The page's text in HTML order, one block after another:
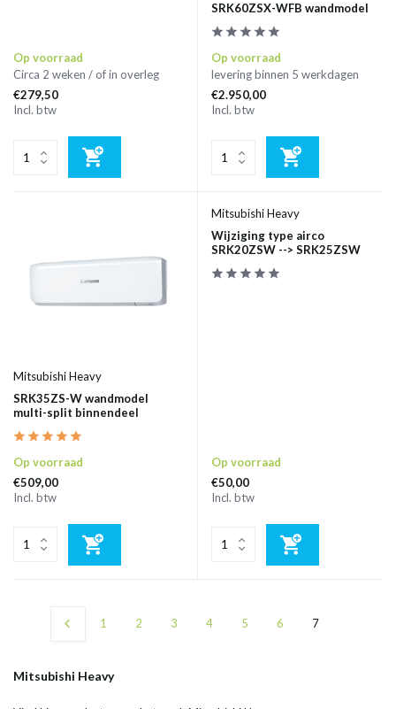
Op voorraad
Circa 2 weken / of in overleg
€279,50
Incl. btw
SRK60ZSX-WFB wandmodel
Op voorraad
levering binnen 5 werkdagen
€2.950,00
Incl. btw
Mitsubishi Heavy
SRK35ZS-W wandmodel
multi-split binnendeel
Op voorraad
€509,00
Incl. btw
Mitsubishi Heavy
Wijziging type airco
SRK20ZSW --> SRK25ZSW
Op voorraad
€50,00
Incl. btw
1 2 3 4 5 6 7
Mitsubishi Heavy